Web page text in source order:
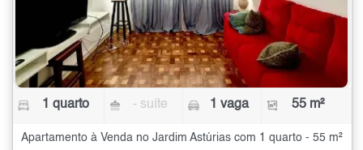
1 quarto - suíte 1 vaga 55 m²
Apartamento à Venda no Jardim Astúrias com 1 quarto - 55 m²